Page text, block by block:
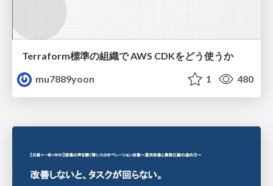
Terraform標準の組織で AWS CDKをどう使うか
mu7889yoon
1 480